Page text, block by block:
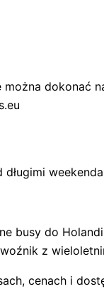
można dokonać
busy do
z
cenach i